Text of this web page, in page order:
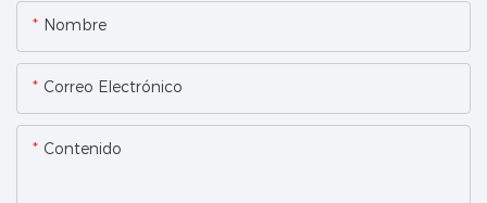
Nombre
Correo Electrónico
Contenido